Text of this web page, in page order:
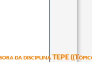
da disciplina TEPE